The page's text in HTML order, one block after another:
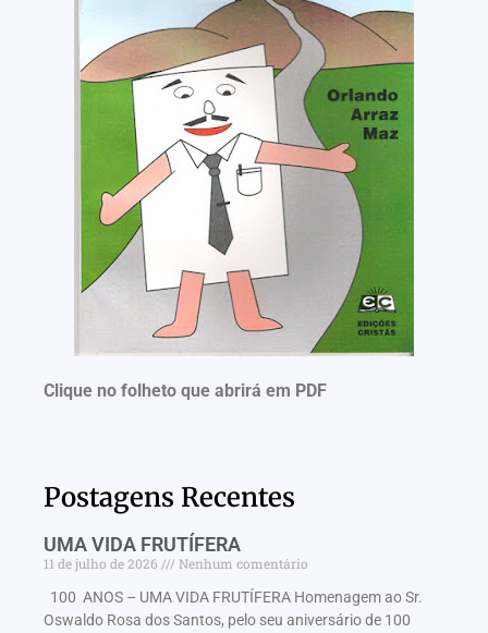
Clique no folheto que abrirá em PDF
Postagens Recentes
UMA VIDA FRUTÍFERA
11 de julho de 2026
Nenhum comentário
100 ANOS – UMA VIDA FRUTÍFERA Homenagem ao Sr.
Oswaldo Rosa dos Santos, pelo seu aniversário de 100